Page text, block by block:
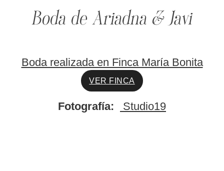
Boda de Ariadna & Javi
Boda realizada en Finca María Bonita
VER FINCA
Fotografía: Studio19